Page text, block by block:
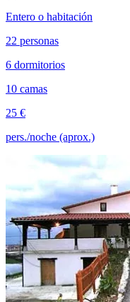
Entero o habitación
22 personas
6 dormitorios
10 camas
25 €
pers./noche (aprox.)